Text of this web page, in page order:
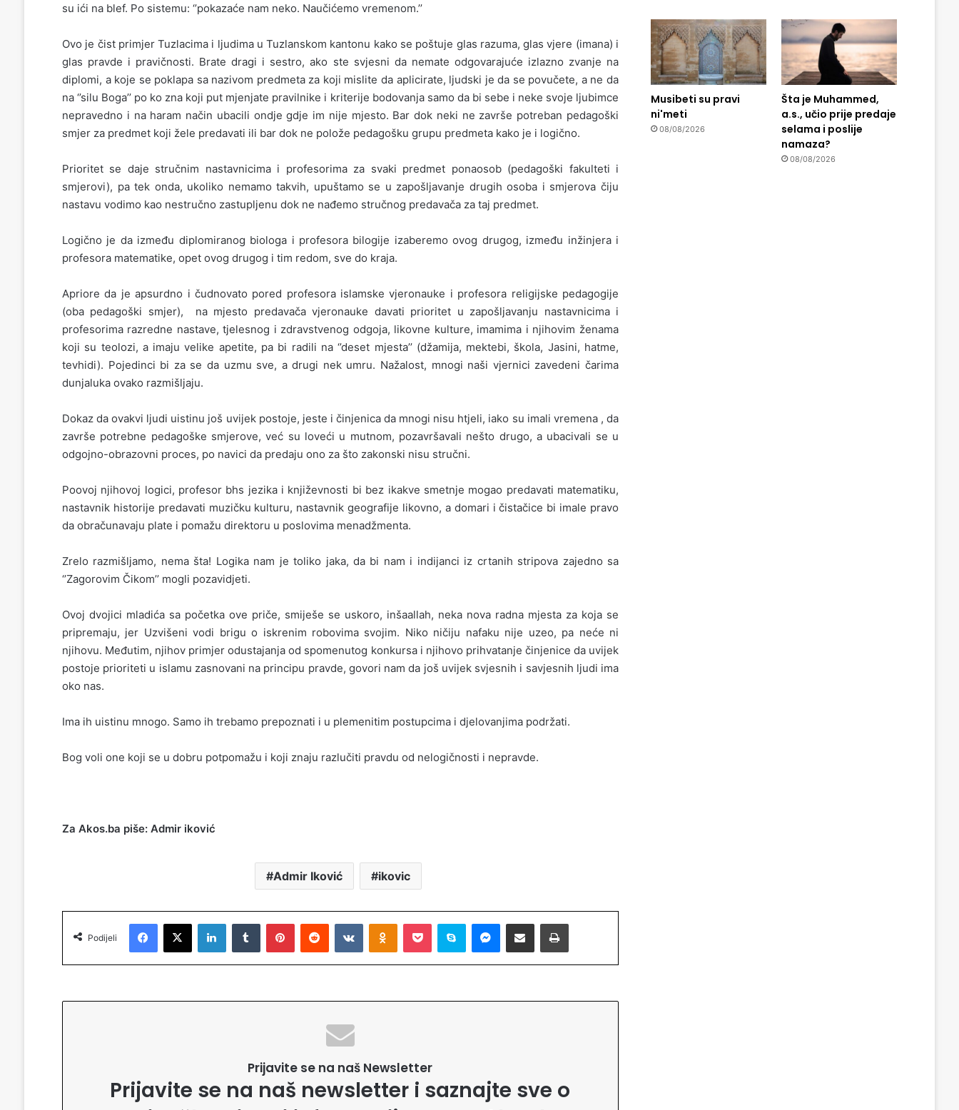
su ići na blef. Po sistemu: ‘’pokazaće nam neko. Naučićemo vremenom.’’
Ovo je čist primjer Tuzlacima i ljudima u Tuzlanskom kantonu kako se poštuje glas razuma, glas vjere (imana) i
glas pravde i pravičnosti. Brate dragi i sestro, ako ste svjesni da nemate odgovarajuće izlazno zvanje na
diplomi, a koje se poklapa sa nazivom predmeta za koji mislite da aplicirate, ljudski je da se povučete, a ne da
na ‘’silu Boga’’ po ko zna koji put mjenjate pravilnike i kriterije bodovanja samo da bi sebe i neke svoje ljubimce
nepravedno i na haram način ubacili ondje gdje im nije mjesto. Bar dok neki ne završe potreban pedagoški
smjer za predmet koji žele predavati ili bar dok ne polože pedagošku grupu predmeta kako je i logično.
Prioritet se daje stručnim nastavnicima i profesorima za svaki predmet ponaosob (pedagoški fakulteti i
smjerovi), pa tek onda, ukoliko nemamo takvih, upuštamo se u zapošljavanje drugih osoba i smjerova čiju
nastavu vodimo kao nestručno zastupljenu dok ne nađemo stručnog predavača za taj predmet.
Logično je da između diplomiranog biologa i profesora bilogije izaberemo ovog drugog, između inžinjera i
profesora matematike, opet ovog drugog i tim redom, sve do kraja.
Apriore da je apsurdno i čudnovato pored profesora islamske vjeronauke i profesora religijske pedagogije
(oba pedagoški smjer), na mjesto predavača vjeronauke davati prioritet u zapošljavanju nastavnicima i
profesorima razredne nastave, tjelesnog i zdravstvenog odgoja, likovne kulture, imamima i njihovim ženama
koji su teolozi, a imaju velike apetite, pa bi radili na ‘’deset mjesta’’ (džamija, mektebi, škola, Jasini, hatme,
tevhidi). Pojedinci bi za se da uzmu sve, a drugi nek umru. Nažalost, mnogi naši vjernici zavedeni čarima
dunjaluka ovako razmišljaju.
Dokaz da ovakvi ljudi uistinu još uvijek postoje, jeste i činjenica da mnogi nisu htjeli, iako su imali vremena , da
završe potrebne pedagoške smjerove, već su loveći u mutnom, pozavršavali nešto drugo, a ubacivali se u
odgojno-obrazovni proces, po navici da predaju ono za što zakonski nisu stručni.
Poovoj njihovoj logici, profesor bhs jezika i književnosti bi bez ikakve smetnje mogao predavati matematiku,
nastavnik historije predavati muzičku kulturu, nastavnik geografije likovno, a domari i čistačice bi imale pravo
da obračunavaju plate i pomažu direktoru u poslovima menadžmenta.
Zrelo razmišljamo, nema šta! Logika nam je toliko jaka, da bi nam i indijanci iz crtanih stripova zajedno sa
‘’Zagorovim Čikom’’ mogli pozavidjeti.
Ovoj dvojici mladića sa početka ove priče, smiješe se uskoro, inšaallah, neka nova radna mjesta za koja se
pripremaju, jer Uzvišeni vodi brigu o iskrenim robovima svojim. Niko ničiju nafaku nije uzeo, pa neće ni
njihovu. Međutim, njihov primjer odustajanja od spomenutog konkursa i njihovo prihvatanje činjenice da uvijek
postoje prioriteti u islamu zasnovani na principu pravde, govori nam da još uvijek svjesnih i savjesnih ljudi ima
oko nas.
Ima ih uistinu mnogo. Samo ih trebamo prepoznati i u plemenitim postupcima i djelovanjima podržati.
Bog voli one koji se u dobru potpomažu i koji znaju razlučiti pravdu od nelogičnosti i nepravde.
Za Akos.ba piše: Admir iković
Admir Iković ikovic
Podijeli
Facebook X LinkedIn Tumblr Pinterest Reddit VKontakte Odnoklassniki Pocket Skype Messenger Podijeli putem Emaila Printaj
Prijavite se na naš Newsletter
Prijavite se na naš newsletter i saznajte sve o
Musibeti su pravi
ni'meti
08/08/2026
Šta je Muhammed,
a.s., učio prije predaje
selama i poslije
namaza?
08/08/2026